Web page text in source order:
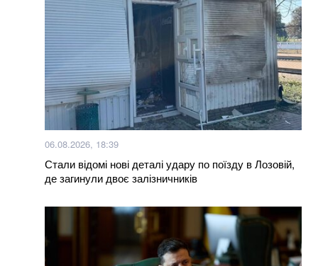
06.08.2026, 18:39
Стали відомі нові деталі удару по поїзду в Лозовій,
де загинули двоє залізничників